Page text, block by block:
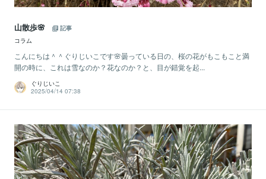
山散歩🌸
記事
コラム
こんにちは＾＾ぐりじいこです🌸曇っている日の、桜の花がもこもこと満
開の時に、これは雪なのか？花なのか？と、目が錯覚を起...
ぐりじいこ
2025/04/14 07:38